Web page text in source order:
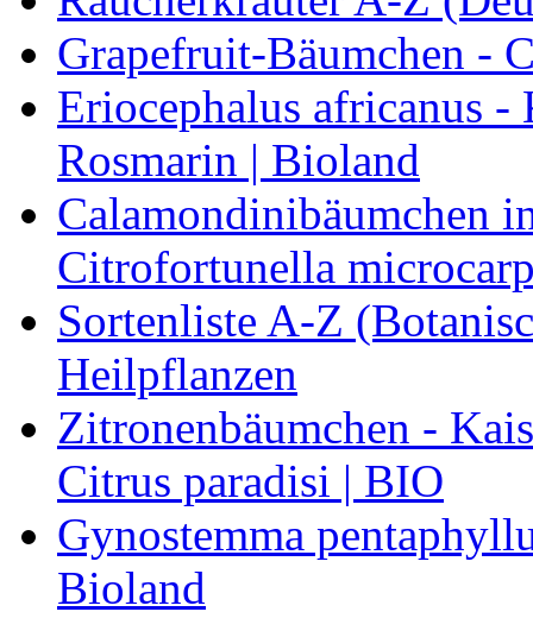
Grapefruit-Bäumchen -
Eriocephalus africanus
Rosmarin | Bioland
Calamondinibäumchen
Citrofortunella
Sortenliste A-Z
Heilpflanzen
Zitronenbäumchen -
Citrus paradisi | BIO
Gynostemma
Bioland